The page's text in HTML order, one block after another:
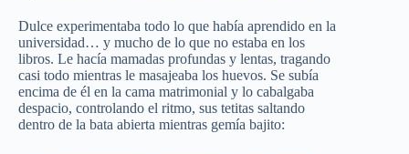
Dulce experimentaba todo lo que había aprendido en la
universidad… y mucho de lo que no estaba en los
libros. Le hacía mamadas profundas y lentas, tragando
casi todo mientras le masajeaba los huevos. Se subía
encima de él en la cama matrimonial y lo cabalgaba
despacio, controlando el ritmo, sus tetitas saltando
dentro de la bata abierta mientras gemía bajito: